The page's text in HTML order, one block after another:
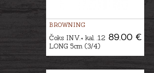
BROWNING
89.00 €
Čoks INV.+ kal. .12
LONG 5cm (3/4)